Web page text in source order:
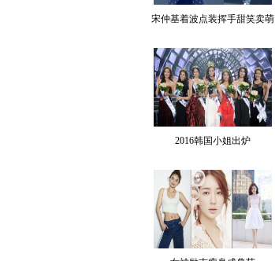
宋仲基着波点装挥手甜笑卖萌
2016韩国小姐出炉